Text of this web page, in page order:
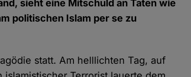
sieht eine Mitschuld an Taten wie
politischen Islam per se zu
statt. Am helllichten Tag, auf